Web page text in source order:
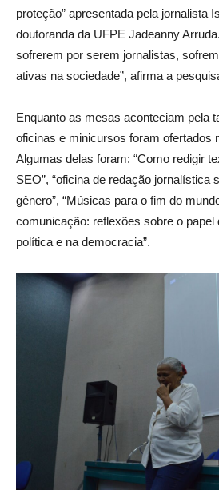
proteção” apresentada pela jornalista
doutoranda da UFPE Jadeanny
sofrerem por serem jornalistas,
ativas na sociedade”, afirma a
Enquanto as mesas aconteciam pela
oficinas e minicursos foram ofertados
Algumas delas foram: “Como redigir
SEO”, “oficina de redação jornalística
gênero”, “Músicas para o fim do
comunicação: reflexões sobre o
política e na democracia”.